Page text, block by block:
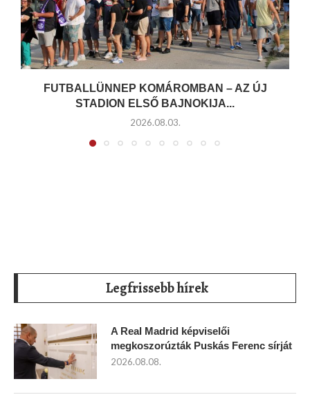
FUTBALLÜNNEP KOMÁROMBAN – AZ ÚJ
STADION ELSŐ BAJNOKIJA...
2026.08.03.
Legfrissebb hírek
A Real Madrid képviselői
megkoszorúzták Puskás Ferenc sírját
2026.08.08.